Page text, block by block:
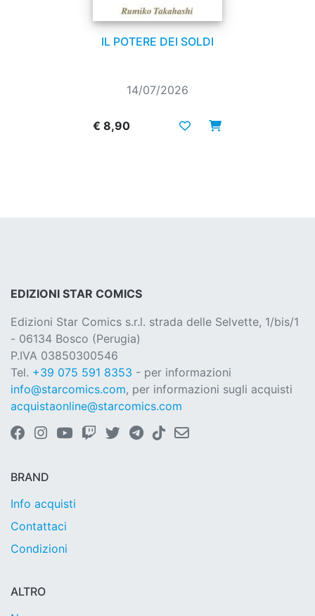
IL POTERE DEI SOLDI
14/07/2026
€ 8,90
EDIZIONI STAR COMICS
Edizioni Star Comics s.r.l. strada delle Selvette, 1/bis/1
- 06134 Bosco (Perugia)
P.IVA 03850300546
Tel. +39 075 591 8353 - per informazioni
info@starcomics.com, per informazioni sugli acquisti
acquistaonline@starcomics.com
BRAND
Info acquisti
Contattaci
Condizioni
ALTRO